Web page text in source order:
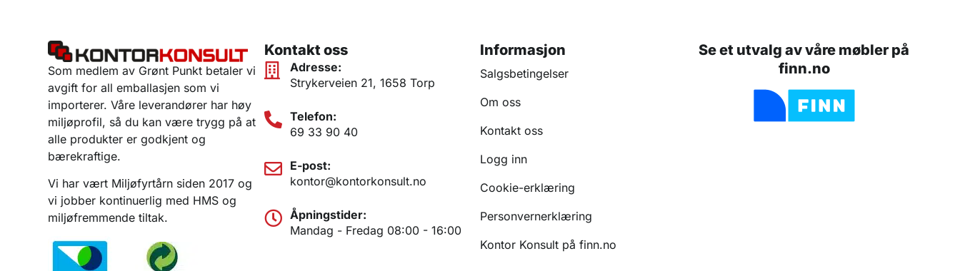
Som medlem av Grønt Punkt betaler vi
avgift for all emballasjen som vi
importerer. Våre leverandører har høy
miljøprofil, så du kan være trygg på at
alle produkter er godkjent og
bærekraftige.
Vi har vært Miljøfyrtårn siden 2017 og
vi jobber kontinuerlig med HMS og
miljøfremmende tiltak.
Kontakt oss
Adresse:
Strykerveien 21, 1658 Torp
Telefon:
69 33 90 40
E-post:
kontor@kontorkonsult.no
Åpningstider:
Mandag - Fredag 08:00 - 16:00
Informasjon
Salgsbetingelser
Om oss
Kontakt oss
Logg inn
Cookie-erklæring
Personvernerklæring
Kontor Konsult på finn.no
Se et utvalg av våre møbler på
finn.no